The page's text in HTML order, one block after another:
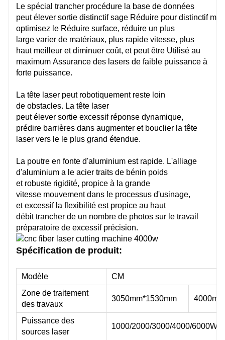
Le spécial trancher procédure la base de données
peutélever sortie distinctif sage Réduire pour distinctif
optimisez le Réduire surface, réduire un plus
large varier de matériaux, plus rapide vitesse, plus
haut meilleur etdiminuer coût, et peut être Utilisé au
maximum Assurance des lasers de faible puissance à
forte puissance.
La tête laser peut robotiquement reste loin
de obstacles. La tête laser
peutélever sortie excessif réponse dynamique,
prédire barrières dans augmenter et bouclier la tête
laser vers le le plus grand étendue.
La poutre en fonte d'aluminium est rapide. L'alliage
d'aluminium a le acier traits de bénin poids
et robuste rigidité, propice à la grande
vitesse mouvement dans le processus d'usinage,
etexcessif la flexibilité est propice au haut
débittrancher de un nombre de photos sur le travail
préparatoire de excessif précision.
Spécification de produit:
Modèle
CM
Zone de traitement
des travaux
3050mm*1530mm
Puissance des
sources laser
1000/2000/3000/4000/6000W
100kg 16kg/m
MAX/IPG
Balbuzard
Plaque de type mortaise et tenon soudée lit segmenté
Mandrin pneumatique
La longueur maximale du tube C-M3/6 est de 3 m ou 6 m
Japon Fuji/France Schneider
Fabriqué en Taïwan
Fabriqué en Taïwan
FSCUT